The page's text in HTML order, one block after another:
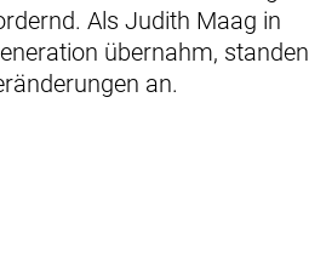
Als Judith Maag in
übernahm, standen
an.